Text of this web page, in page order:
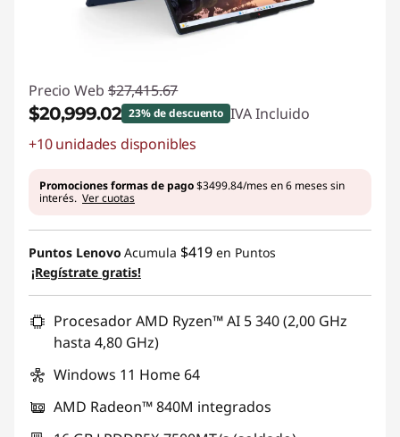
Precio Web $27,415.67
$20,999.02 23% de descuento IVA Incluido
Ahorros instantáneos :
+10 unidades disponibles
Promociones formas de pago$3499.84/mes en 6 meses sin
interés. Ver cuotas
Puntos Lenovo Acumula $419 en Puntos
¡Regístrate gratis!
Procesador AMD Ryzen™ AI 5 340 (2,00 GHz
hasta 4,80 GHz)
Windows 11 Home 64
AMD Radeon™ 840M integrados